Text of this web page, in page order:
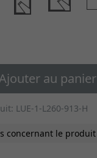
au panier
LUE-1-L260-913-H
concernant le produit